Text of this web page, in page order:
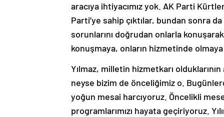
aracıya ihtiyacımız yok. AK Parti
Parti’ye sahip çıktılar, bundan sonra
sorunlarını doğrudan onlarla
konuşmaya, onların hizmetinde
Yılmaz, milletin hizmetkarı
neyse bizim de önceliğimiz o.
yoğun mesai harcıyoruz. Öncelikli
programlarımızı hayata geçiriyoruz.